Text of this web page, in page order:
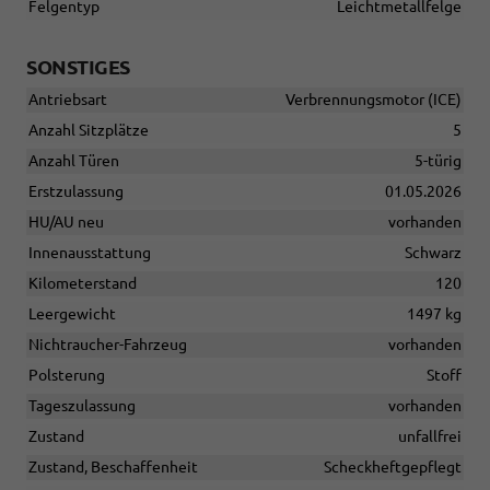
Felgentyp Leichtmetallfelge
SONSTIGES
Antriebsart
Verbrennungsmotor (ICE)
Anzahl Sitzplätze
5
Anzahl Türen
5-türig
Erstzulassung
01.05.2026
HU/AU neu
vorhanden
Innenausstattung
Schwarz
Kilometerstand
120
Leergewicht
1497 kg
Nichtraucher-Fahrzeug
vorhanden
Polsterung
Stoff
Tageszulassung
vorhanden
Zustand
unfallfrei
Zustand, Beschaffenheit
Scheckheftgepflegt